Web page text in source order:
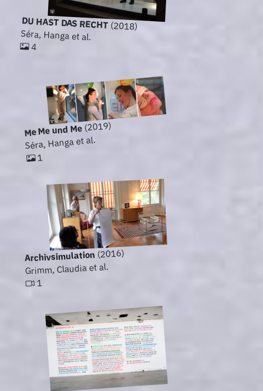
DU HAST DAS RECHT(2018)
Séra, Hanga et al.
4
Me Me und Me(2019)
Séra, Hanga et al.
1
Archivsimulation (2016)
Grimm, Claudia et al.
1